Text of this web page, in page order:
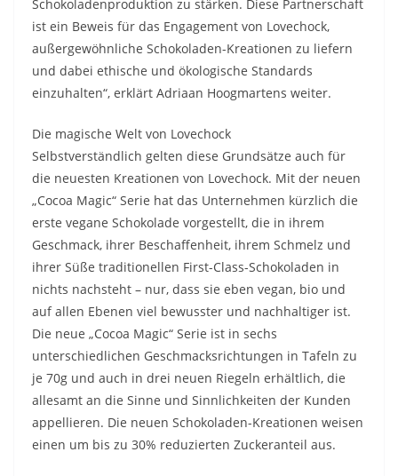
Schokoladenproduktion zu stärken. Diese Partnerschaft
ist ein Beweis für das Engagement von Lovechock,
außergewöhnliche Schokoladen-Kreationen zu liefern
und dabei ethische und ökologische Standards
einzuhalten“, erklärt Adriaan Hoogmartens weiter.
Die magische Welt von Lovechock
Selbstverständlich gelten diese Grundsätze auch für
die neuesten Kreationen von Lovechock. Mit der neuen
„Cocoa Magic“ Serie hat das Unternehmen kürzlich die
erste vegane Schokolade vorgestellt, die in ihrem
Geschmack, ihrer Beschaffenheit, ihrem Schmelz und
ihrer Süße traditionellen First-Class-Schokoladen in
nichts nachsteht – nur, dass sie eben vegan, bio und
auf allen Ebenen viel bewusster und nachhaltiger ist.
Die neue „Cocoa Magic“ Serie ist in sechs
unterschiedlichen Geschmacksrichtungen in Tafeln zu
je 70g und auch in drei neuen Riegeln erhältlich, die
allesamt an die Sinne und Sinnlichkeiten der Kunden
appellieren. Die neuen Schokoladen-Kreationen weisen
einen um bis zu 30% reduzierten Zuckeranteil aus.